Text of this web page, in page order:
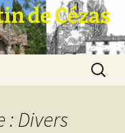
de Cézas
: Divers